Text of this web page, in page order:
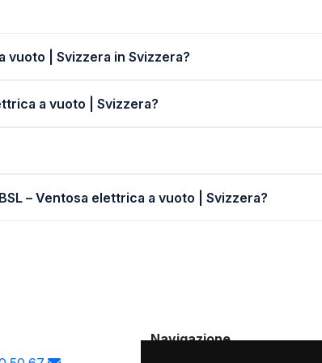
vuoto | Svizzera in Svizzera?
a vuoto | Svizzera?
– Ventosa elettrica a vuoto | Svizzera?
Navigazione